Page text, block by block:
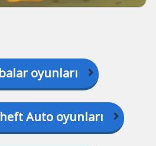
oyunları
Auto oyunları